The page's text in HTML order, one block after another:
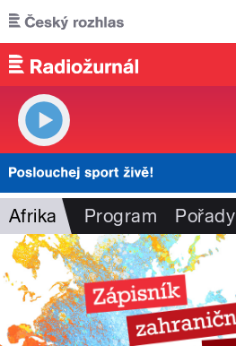
Přejít k hlavnímu obsahu
Afrika Program Pořady